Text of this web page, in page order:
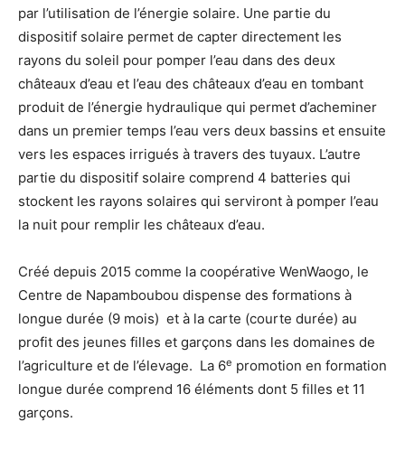
par l’utilisation de l’énergie solaire. Une partie du
dispositif solaire permet de capter directement les
rayons du soleil pour pomper l’eau dans des deux
châteaux d’eau et l’eau des châteaux d’eau en tombant
produit de l’énergie hydraulique qui permet d’acheminer
dans un premier temps l’eau vers deux bassins et ensuite
vers les espaces irrigués à travers des tuyaux. L’autre
partie du dispositif solaire comprend 4 batteries qui
stockent les rayons solaires qui serviront à pomper l’eau
la nuit pour remplir les châteaux d’eau.
Créé depuis 2015 comme la coopérative WenWaogo, le
Centre de Napamboubou dispense des formations à
longue durée (9 mois) et à la carte (courte durée) au
profit des jeunes filles et garçons dans les domaines de
l’agriculture et de l’élevage. La 6e promotion en formation
longue durée comprend 16 éléments dont 5 filles et 11
garçons.